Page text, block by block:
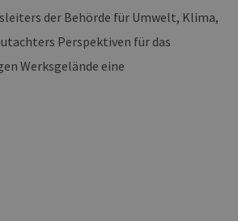
der Behörde für Umwelt, Klima,
Perspektiven für das
Werksgelände eine